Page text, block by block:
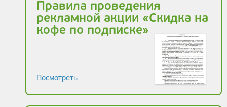
Правила проведения
рекламной акции «Скидка на
кофе по подписке»
Посмотреть